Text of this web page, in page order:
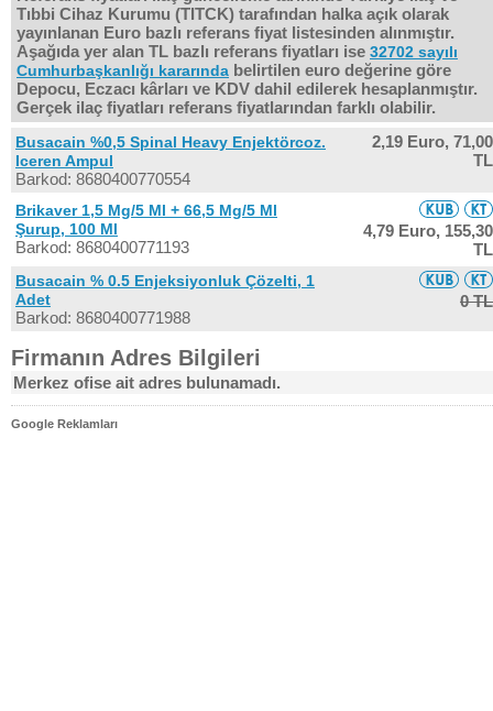
Tıbbi Cihaz Kurumu (TITCK) tarafından halka açık olarak
yayınlanan Euro bazlı referans fiyat listesinden alınmıştır.
Aşağıda yer alan TL bazlı referans fiyatları ise 32702 sayılı
Cumhurbaşkanlığı kararında belirtilen euro değerine göre
Depocu, Eczacı kârları ve KDV dahil edilerek hesaplanmıştır.
Gerçek ilaç fiyatları referans fiyatlarından farklı olabilir.
Busacain %0,5 Spinal Heavy Enjektörcoz.
Iceren Ampul
Barkod: 8680400770554
2,19 Euro, 71,00
TL
Brikaver 1,5 Mg/5 Ml + 66,5 Mg/5 Ml
Şurup, 100 Ml
Barkod: 8680400771193
4,79 Euro, 155,30
TL
Busacain % 0.5 Enjeksiyonluk Çözelti, 1
Adet
Barkod: 8680400771988
0 TL
Firmanın Adres Bilgileri
Merkez ofise ait adres bulunamadı.
Google Reklamları